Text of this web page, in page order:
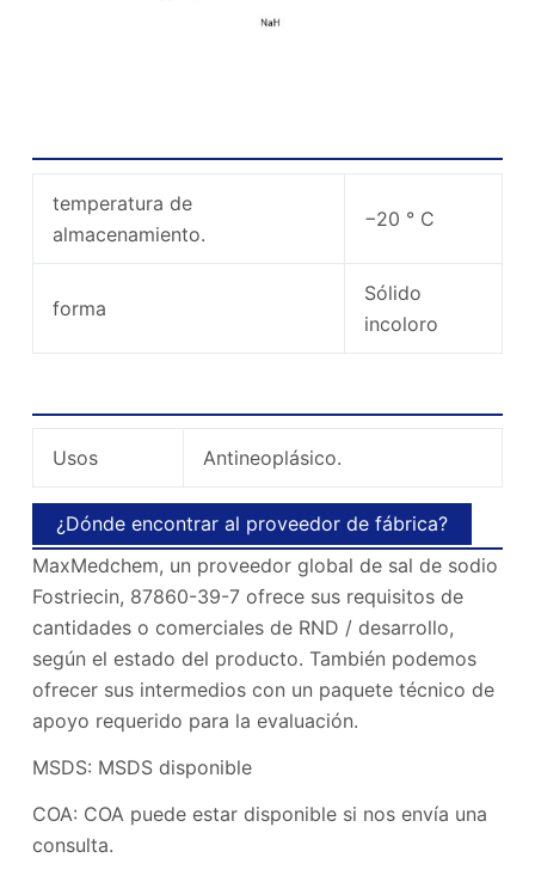
temperatura de
almacenamiento.
−20 ° C
forma
Sólido
incoloro
Usos Antineoplásico.
¿Dónde encontrar al proveedor de fábrica?
MaxMedchem, un proveedor global de sal de sodio
Fostriecin, 87860-39-7 ofrece sus requisitos de
cantidades o comerciales de RND / desarrollo,
según el estado del producto. También podemos
ofrecer sus intermedios con un paquete técnico de
apoyo requerido para la evaluación.
MSDS: MSDS disponible
COA: COA puede estar disponible si nos envía una
consulta.